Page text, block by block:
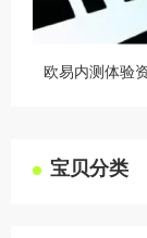
宝贝分类